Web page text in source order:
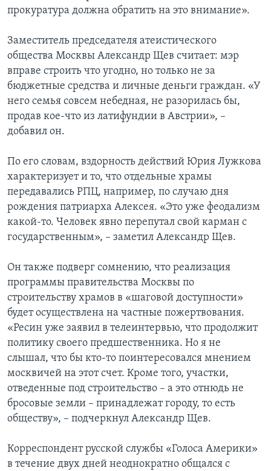
прокуратура должна обратить на это внимание».
Заместитель председателя атеистического
общества Москвы Александр Щев считает: мэр
вправе строить что угодно, но только не за
бюджетные средства и личные деньги граждан. «У
него семья совсем небедная, не разорилась бы,
продав кое-что из латифундии в Австрии», –
добавил он.
По его словам, вздорность действий Юрия Лужкова
характеризует и то, что отдельные храмы
передавались РПЦ, например, по случаю дня
рождения патриарха Алексея. «Это уже феодализм
какой-то. Человек явно перепутал свой карман с
государственным», – заметил Александр Щев.
Он также подверг сомнению, что реализация
программы правительства Москвы по
строительству храмов в «шаговой доступности»
будет осуществлена на частные пожертвования.
«Ресин уже заявил в телеинтервью, что продолжит
политику своего предшественника. Но я не
слышал, что бы кто-то поинтересовался мнением
москвичей на этот счет. Кроме того, участки,
отведенные под строительство – а это отнюдь не
бросовые земли – принадлежат городу, то есть
обществу», – подчеркнул Александр Щев.
Корреспондент русской службы «Голоса Америки»
в течение двух дней неоднократно общался с